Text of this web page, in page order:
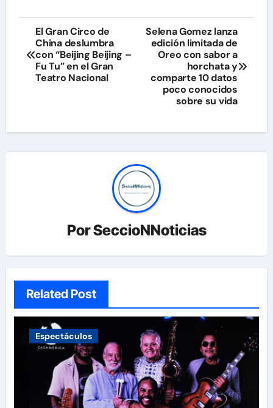
Navegación
de
entradas
El Gran Circo de
China deslumbra
con “Beijing Beijing –
Fu Tu” en el Gran
Teatro Nacional
Selena Gomez lanza
edición limitada de
Oreo con sabor a
horchata y
comparte 10 datos
poco conocidos
sobre su vida
PorSeccioNNoticias
Related Post
Espectáculos